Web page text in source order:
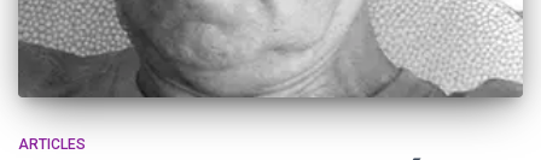
ARTICLES